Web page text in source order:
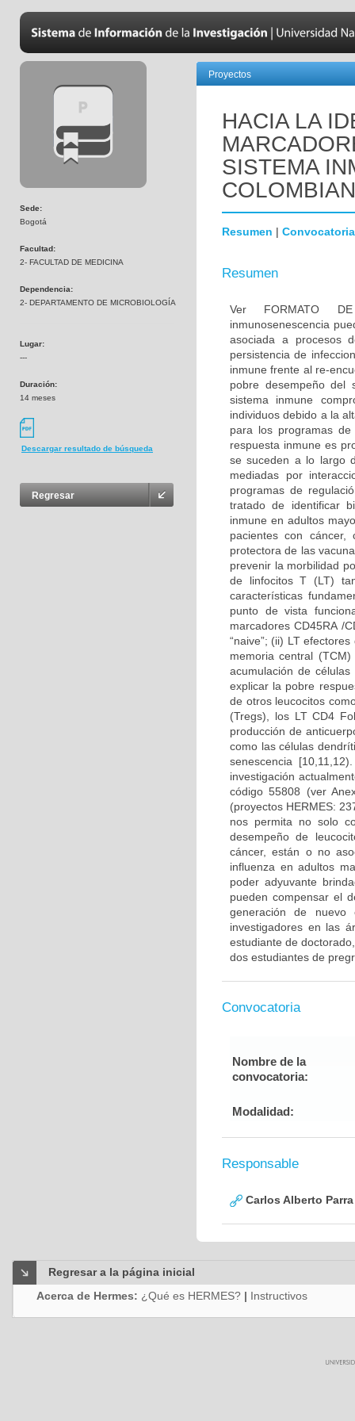
Sede:
Bogotá
Facultad:
2- FACULTAD DE MEDICINA
Dependencia:
2- DEPARTAMENTO DE MICROBIOLOGÍA
Lugar:
---
Duración:
14 meses
Descargar resultado de búsqueda
Regresar
Proyectos
HACIA LA
SISTEMA
Resumen | Convocatoria
Resumen
Ver FORMATO DE
inmunosenescencia
asociada a procesos
persistencia de
inmune frente al re-
pobre desempeño del
sistema inmune
individuos debido a la
para los programas
respuesta inmune es
se suceden a lo largo
mediadas por
programas de
tratado de identificar
inmune en adultos
pacientes con
protectora de las
prevenir la morbilidad
de linfocitos T (LT)
características
punto de vista
marcadores CD45RA /
“naive”; (ii) LT
memoria central
acumulación de
explicar la pobre
de otros leucocitos
(Tregs), los LT CD4
producción de
como las células
senescencia
investigación
código 55808 (ver
(proyectos HERMES:
nos permita no solo
desempeño de
cáncer, están o no
influenza en adultos
poder adyuvante
pueden compensar el
generación de nuevo
investigadores en las
estudiante de
dos estudiantes de
Convocatoria
Nombre de la
convocatoria:
Modalidad:
Responsable
Carlos Alberto
Regresar a la página inicial
Acerca de Hermes: ¿Qué es HERMES? | Instructivos